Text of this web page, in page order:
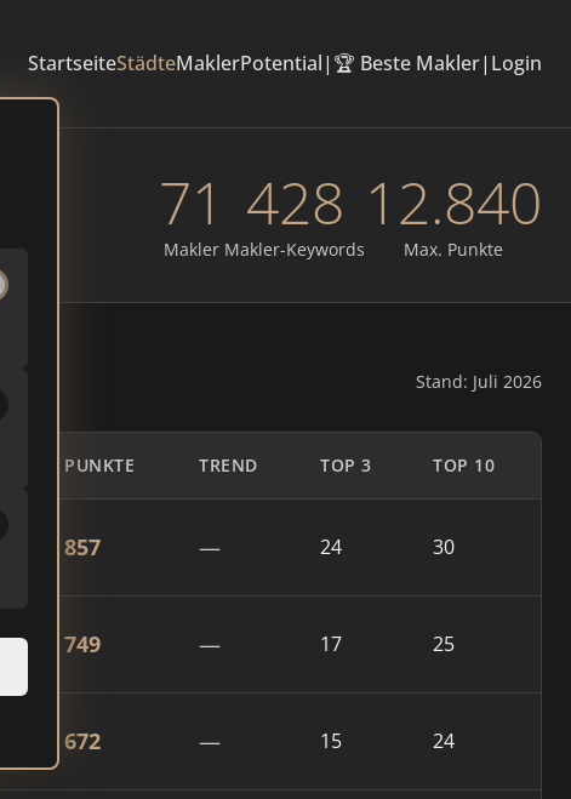
StartseiteStädteMaklerPotential| 🏆 Beste Makler| Login
71
Makler
428
Makler-Keywords
12.840
Max. Punkte
Stand: Juli 2026
PUNKTE TREND TOP 3 TOP 10
857 — 24 30
749 — 17 25
672 — 15 24